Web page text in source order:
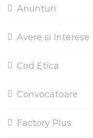
Anunturi
Avere si Interese
Cod Etica
Convocatoare
Factory Plus